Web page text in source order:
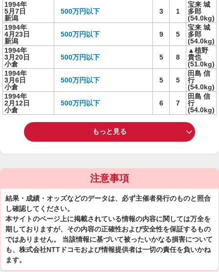
1994年
5月7日
新潟
500万円以下 3 1
宝来 城
多郎
(54.0kg)
1994年
4月23日
新潟
500万円以下 9 5
宝来 城
多郎
(54.0kg)
1994年
3月20日
小倉
500万円以下 5 8
▲植野
貴也
(51.0kg)
1994年
3月6日
小倉
500万円以下 5 5
田島 信
行
(54.0kg)
1994年
2月12日
小倉
500万円以下 6 7
田島 信
行
(54.0kg)
もっと見る
注意事項
結果・成績・オッズなどのデータは、必ず主催者発行のものと照合
し確認してください。
本サイトのページ上に掲載されている情報の内容に関しては万全を
期しておりますが、その内容の正確性および安全性を保証するもの
ではありません。 当該情報に基づいて被ったいかなる損害について
も、株式会社NTTドコモおよび情報提供者は一切の責任を負いかね
ます。